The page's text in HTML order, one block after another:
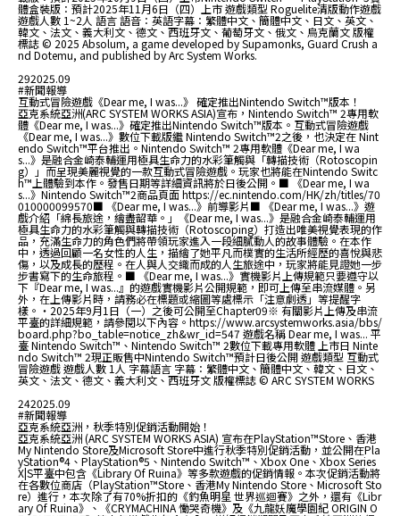
體盒裝版：預計2025年11月6日（四）上市 遊戲類型 Roguelite清版動作遊戲
遊戲人數 1~2人 語言 語音：英語字幕：繁體中文、簡體中文、日文、英文、
韓文、法文、義大利文、德文、西班牙文、葡萄牙文、俄文、烏克蘭文 版權
標誌 © 2025 Absolum, a game developed by Supamonks, Guard Crush a
nd Dotemu, and published by Arc System Works.
292025.09
#新聞報導
互動式冒險遊戲《Dear me, I was...》 確定推出Nintendo Switch™版本！
亞克系統亞洲(ARC SYSTEM WORKS ASIA)宣布，Nintendo Switch™ 2專用軟
體《Dear me, I was...》確定推出Nintendo Switch™版本。互動式冒險遊戲
《Dear me, I was...》數位下載版繼 Nintendo Switch™2之後，也決定在 Nint
endo Switch™平台推出。Nintendo Switch™ 2專用軟體《Dear me, I wa
s...》是融合金崎泰輔運用極具生命力的水彩筆觸與「轉描技術（Rotoscopin
g）」而呈現美麗視覺的一款互動式冒險遊戲。玩家也將能在Nintendo Switc
h™上體驗到本作。發售日期等詳細資訊將於日後公開。■ 《Dear me, I wa
s...》Nintendo Switch™2商品頁面 https://ec.nintendo.com/HK/zh/titles/70
010000099570■ 《Dear me, I was...》前導影片■ 《Dear me, I was...》遊
戲介紹「綿長旅途，繪盡韶華。」《Dear me, I was...》是融合金崎泰輔運用
極具生命力的水彩筆觸與轉描技術（Rotoscoping）打造出唯美視覺表現的作
品，充滿生命力的角色們將帶領玩家進入一段細膩動人的故事體驗。在本作
中，透過回顧一名女性的人生，描繪了她平凡而樸實的生活所經歷的喜悅與悲
傷，以及成長的歷程。在人與人交織而成的人生旅途中，玩家將能見證她一步
步書寫下的生命旅程。■ 《Dear me, I was...》實機影片上傳規範只要遵守以
下『Dear me, I was...』的遊戲實機影片公開規範，即可上傳至串流媒體。另
外，在上傳影片時，請務必在標題或縮圖等處標示「注意劇透」等提醒字
樣。・2025年9月1日（一）之後可公開至Chapter09※ 有關影片上傳及串流
平臺的詳細規範，請參閱以下內容。https://www.arcsystemworks.asia/bbs/
board.php?bo_table=notice_zh&wr_id=547 遊戲名稱 Dear me, I was... 平
臺 Nintendo Switch™、Nintendo Switch™ 2數位下載專用軟體 上市日 Ninte
ndo Switch™ 2現正販售中Nintendo Switch™預計日後公開 遊戲類型 互動式
冒險遊戲 遊戲人數 1人 字幕語言 字幕：繁體中文、簡體中文、韓文、日文、
英文、法文、德文、義大利文、西班牙文 版權標誌 © ARC SYSTEM WORKS
242025.09
#新聞報導
亞克系統亞洲，秋季特別促銷活動開始！
亞克系統亞洲 (ARC SYSTEM WORKS ASIA) 宣布在PlayStation™Store、香港
My Nintendo Store及Microsoft Store中進行秋季特別促銷活動，並公開在Pla
yStation®4、PlayStation®5、Nintendo Switch™、Xbox One、Xbox Series
X|S平臺中包含《Library Of Ruina》等多款遊戲的促銷情報。本次促銷活動將
在各數位商店（PlayStation™Store、香港My Nintendo Store、Microsoft Sto
re）進行，本次除了有70%折扣的《釣魚明星 世界巡迴賽》之外，還有《Libr
ary Of Ruina》、《CRYMACHINA 慟哭奇機》及《九龍妖魔學園紀 ORIGIN O